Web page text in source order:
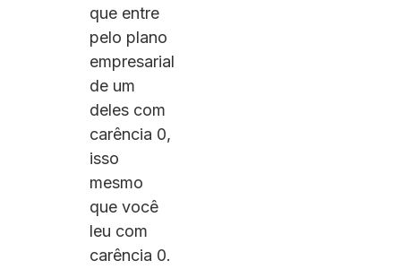
que entre
pelo plano
empresarial
de um
deles com
carência 0,
isso
mesmo
que você
leu com
carência 0.